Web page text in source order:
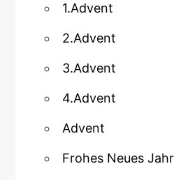
1.Advent
2.Advent
3.Advent
4.Advent
Advent
Frohes Neues Jahr